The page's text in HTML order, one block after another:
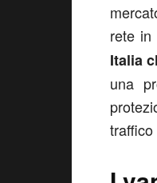
rete in
Italia
una